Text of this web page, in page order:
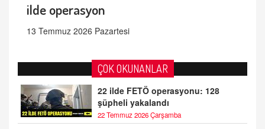
ilde operasyon
13 Temmuz 2026 Pazartesi
ÇOK OKUNANLAR
22 ilde FETÖ operasyonu: 128
şüpheli yakalandı
22 Temmuz 2026 Çarşamba